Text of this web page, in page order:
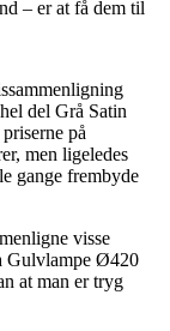
– er at få dem til
del Grå Satin
på
men ligeledes
gange frembyde
visse
Gulvlampe Ø420
at man er tryg